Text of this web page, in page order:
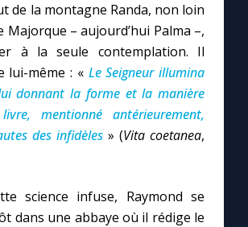
de la montagne Randa, non loin
Majorque – aujourd’hui Palma –,
à la seule contemplation. Il
lui-même : « Le Seigneur illumina
donnant la forme et la manière
mentionné antérieurement,
des infidèles » (Vita coetanea,
science infuse, Raymond se
dans une abbaye où il rédige le